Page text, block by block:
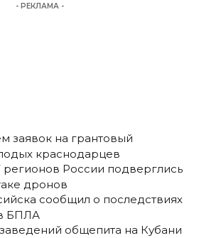
- РЕКЛАМА -
заявок на грантовый
краснодарцев
регионов России подверглись
дронов
сообщил о последствиях
БПЛА
общепита на Кубани